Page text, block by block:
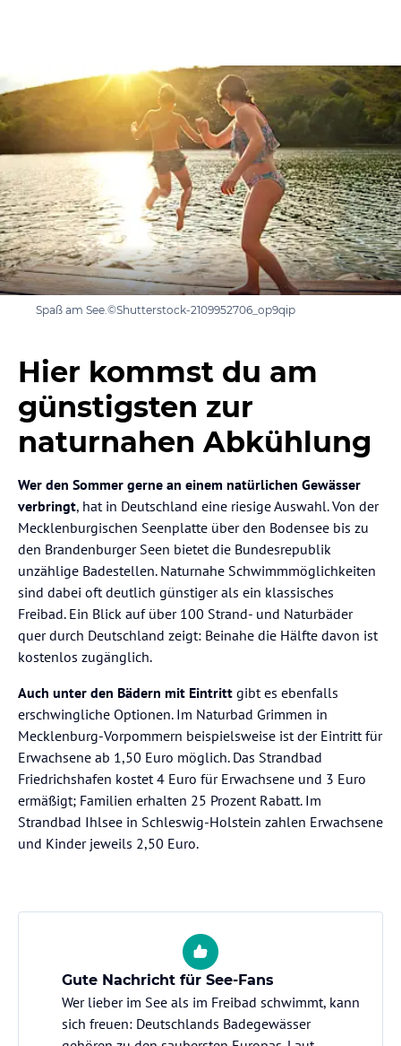
Spaß am See.©Shutterstock-2109952706_op9qip
Hier kommst du am
günstigsten zur
naturnahen Abkühlung
Wer den Sommer gerne an einem natürlichen Gewässer
verbringt, hat in Deutschland eine riesige Auswahl. Von der
Mecklenburgischen Seenplatte über den Bodensee bis zu
den Brandenburger Seen bietet die Bundesrepublik
unzählige Badestellen. Naturnahe Schwimmmöglichkeiten
sind dabei oft deutlich günstiger als ein klassisches
Freibad. Ein Blick auf über 100 Strand- und Naturbäder
quer durch Deutschland zeigt: Beinahe die Hälfte davon ist
kostenlos zugänglich.
Auch unter den Bädern mit Eintritt gibt es ebenfalls
erschwingliche Optionen. Im Naturbad Grimmen in
Mecklenburg-Vorpommern beispielsweise ist der Eintritt für
Erwachsene ab 1,50 Euro möglich. Das Strandbad
Friedrichshafen kostet 4 Euro für Erwachsene und 3 Euro
ermäßigt; Familien erhalten 25 Prozent Rabatt. Im
Strandbad Ihlsee in Schleswig-Holstein zahlen Erwachsene
und Kinder jeweils 2,50 Euro.
Gute Nachricht für See-Fans
Wer lieber im See als im Freibad schwimmt, kann
sich freuen: Deutschlands Badegewässer